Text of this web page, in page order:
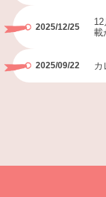
2025/12/25
載
2025/09/22 カ